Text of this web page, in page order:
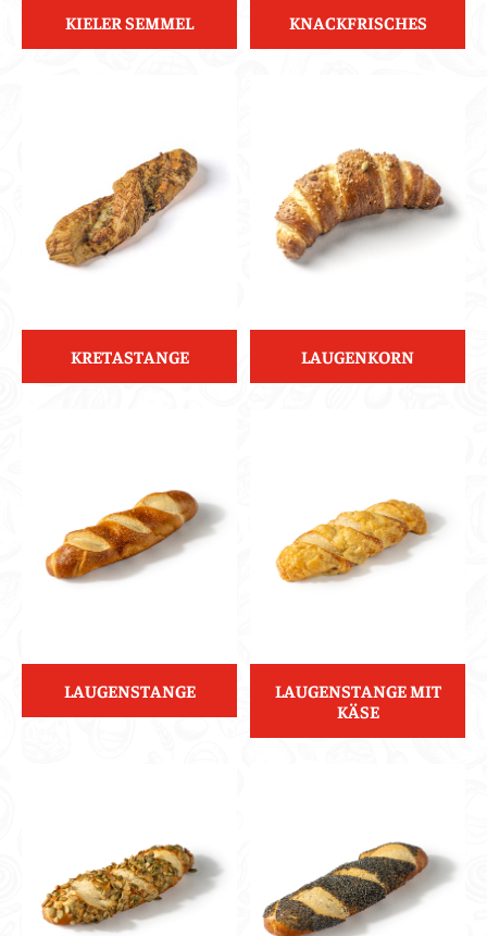
KIELER SEMMEL KNACKFRISCHES
KRETASTANGE LAUGENKORN
LAUGENSTANGE
LAUGENSTANGE MIT
KÄSE